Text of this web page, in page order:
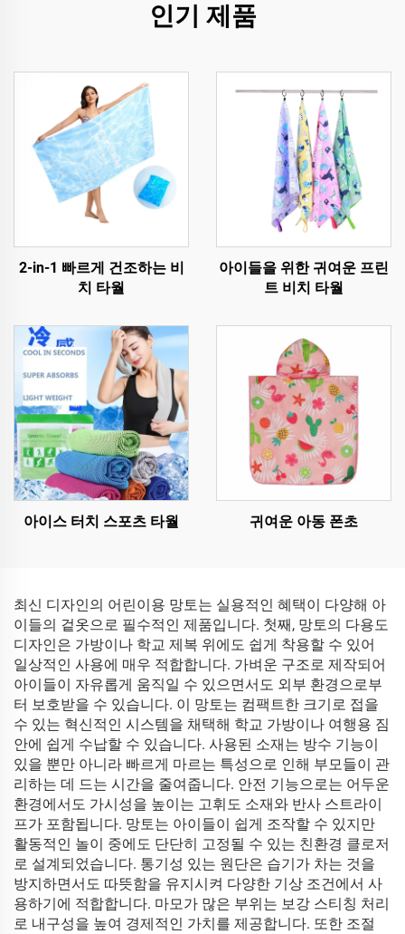
인기 제품
2-in-1 빠르게 건조하는 비
치 타월
아이들을 위한 귀여운 프린
트 비치 타월
아이스 터치 스포츠 타월 귀여운 아동 폰초
최신 디자인의 어린이용 망토는 실용적인 혜택이 다양해 아
이들의 겉옷으로 필수적인 제품입니다. 첫째, 망토의 다용도
디자인은 가방이나 학교 제복 위에도 쉽게 착용할 수 있어
일상적인 사용에 매우 적합합니다. 가벼운 구조로 제작되어
아이들이 자유롭게 움직일 수 있으면서도 외부 환경으로부
터 보호받을 수 있습니다. 이 망토는 컴팩트한 크기로 접을
수 있는 혁신적인 시스템을 채택해 학교 가방이나 여행용 짐
안에 쉽게 수납할 수 있습니다. 사용된 소재는 방수 기능이
있을 뿐만 아니라 빠르게 마르는 특성으로 인해 부모들이 관
리하는 데 드는 시간을 줄여줍니다. 안전 기능으로는 어두운
환경에서도 가시성을 높이는 고휘도 소재와 반사 스트라이
프가 포함됩니다. 망토는 아이들이 쉽게 조작할 수 있지만
활동적인 놀이 중에도 단단히 고정될 수 있는 친환경 클로저
로 설계되었습니다. 통기성 있는 원단은 습기가 차는 것을
방지하면서도 따뜻함을 유지시켜 다양한 기상 조건에서 사
용하기에 적합합니다. 마모가 많은 부위는 보강 스티칭 처리
로 내구성을 높여 경제적인 가치를 제공합니다. 또한 조절